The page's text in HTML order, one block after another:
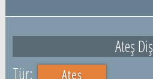
Ateş Diş
Ateş